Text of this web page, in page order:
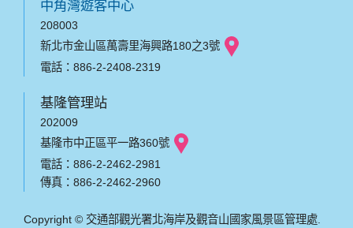
中角灣遊客中心
208003
新北市金山區萬壽里海興路180之3號
電話：886-2-2408-2319
基隆管理站
202009
基隆市中正區平一路360號
電話：886-2-2462-2981
傳真：886-2-2462-2960
Copyright © 交通部觀光署北海岸及觀音山國家風景區管理處.